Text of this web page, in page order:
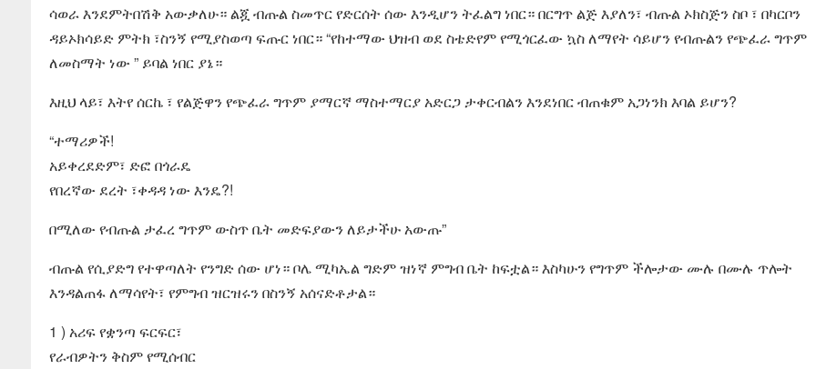
ሳወራ እንደምትበሽቅ አውቃለሁ። ልጇ ብጡል ስመጥር የድርሰት ሰው እንዲሆን ትፈልግ ነበር። በርግጥ ልጅ እያለን፣ ብጡል ኦክስጅን ስቦ ፣ በካርቦን
ዳይኦክሳይድ ምትክ ፣ስንኝ የሚያስወጣ ፍጡር ነበር። “የከተማው ህዝብ ወደ ስቴድየም የሚጎርፈው ኳስ ለማየት ሳይሆን የብጡልን የጭፈራ ግጥም
ለመስማት ነው ” ይባል ነበር ያኔ።
እዚህ ላይ፣ እትየ ሰርኬ ፣ የልጅዋን የጭፈራ ግጥም ያማርኛ ማስተማርያ አድርጋ ታቀርብልን እንደነበር ብጠቁም አጋነንክ እባል ይሆን?
“ተማሪዎች!
አይቀረደድም፣ ድፎ በጎራዴ
የበረኛው ደረት ፣ቀዳዳ ነው እንዴ?!
በሚለው የብጡል ታፈረ ግጥም ውስጥ ቤት መድፍያውን ለይታችሁ አውጡ”
ብጡል የሲያድግ የተዋጣለት የንግድ ሰው ሆነ። ቦሌ ሚካኤል ግድም ዝነኛ ምግብ ቤት ከፍቷል። እስካሁን የግጥም ችሎታው ሙሉ በሙሉ ጥሎት
እንዳልጠፋ ለማሳየት፣ የምግብ ዝርዝሩን በስንኝ አሰናድቶታል።
1 ) አሪፍ የቋንጣ ፍርፍር፣
የራብዎትን ቅስም የሚሰብር